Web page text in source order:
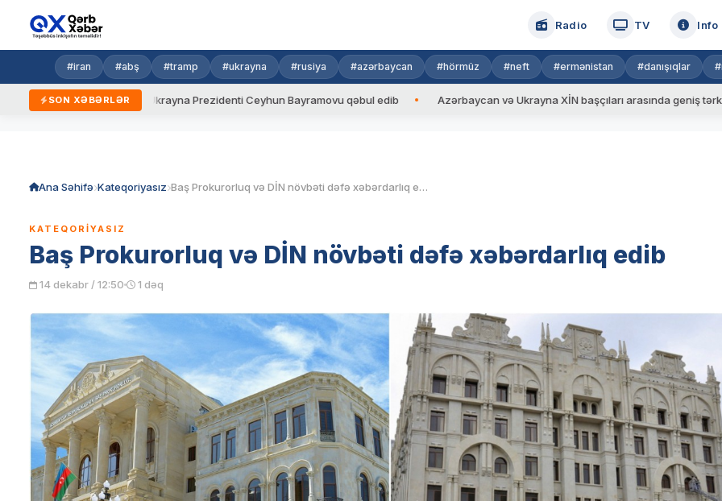
Radio TV Info
#iran #abş #tramp #ukrayna #rusiya #azərbaycan #hörmüz #neft #ermənistan #danışıqlar
SON XƏBƏRLƏR
qaydalar Ukrayna Prezidenti Ceyhun Bayramovu qəbul edib Azərbaycan və Ukrayna XİN başçıları arasında geniş tərkibdə
Ana Səhifə Kateqoriyasız Baş Prokurorluq və DİN növbəti dəfə xəbərdarlıq edib
KATEQORIYASIZ
Baş Prokurorluq və DİN növbəti dəfə xəbərdarlıq edib
14 dekabr / 12:50 1 dəq